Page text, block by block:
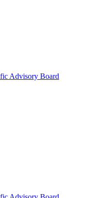
Advisory Board